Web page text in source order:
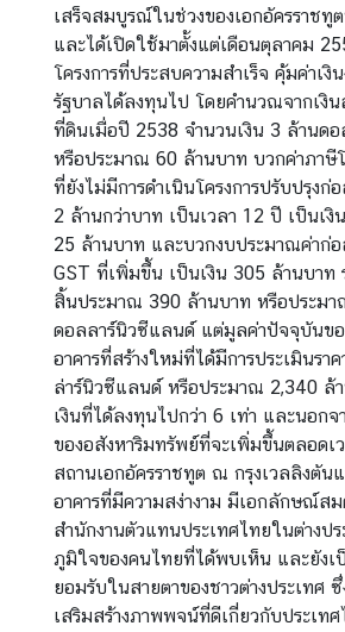
เสร็จสมบูรณ์ในช่วงของเอกอัครราช
และได้เปิดใช้มาตั้งแต่เดือนตุลาคม
โครงการที่ประสบความสำเร็จ คุ้มค่าเ
รัฐบาลได้ลงทุนไป โดยคำนวณจากเงิ
ที่ดินเมื่อปี 2538 จำนวนเงิน 3 ล้านด
หรือประมาณ 60 ล้านบาท บวกค่าภาษีโ
ที่ยังไม่มีการดำเนินโครงการปรับปรุงก่
2 ล้านกว่าบาท เป็นเวลา 12 ปี เป็นเ
25 ล้านบาท และบวกงบประมาณค่าก่อ
GST ที่เพิ่มขึ้น เป็นเงิน 305 ล้านบาท
สิ้นประมาณ 390 ล้านบาท หรือประม
ดอลลาร์นิวซีแลนด์ แต่มูลค่าปัจจุบันข
อาคารที่สร้างใหม่ที่ได้มีการประเมินรา
ล่าร์นิวซีแลนด์ หรือประมาณ 2,340 ล้
เงินที่ได้ลงทุนไปกว่า 6 เท่า และนอกจ
ของอสังหาริมทรัพย์ที่จะเพิ่มขึ้นตลอดเ
สถานเอกอัครราชทูต ณ กรุงเวลลิงตัน
อาคารที่มีความสง่างาม มีเอกลักษณ์ส
สำนักงานตัวแทนประเทศไทยในต่างป
ภูมิใจของคนไทยที่ได้พบเห็น และยัง
ยอมรับในสายตาของชาวต่างประเทศ ซึ่
เสริมสร้างภาพพจน์ที่ดีเกี่ยวกับประเท